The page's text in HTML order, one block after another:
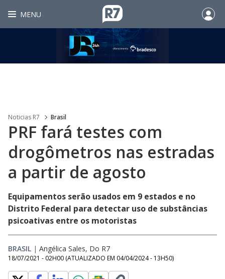
MENU
Noticias R7 Brasil
PRF fará testes com
drogômetros nas estradas
a partir de agosto
Equipamentos serão usados em 9 estados e no
Distrito Federal para detectar uso de substâncias
psicoativas entre os motoristas
BRASIL | Angélica Sales, Do R7
18/07/2021 - 02H00 (ATUALIZADO EM 04/04/2024 - 13H50)